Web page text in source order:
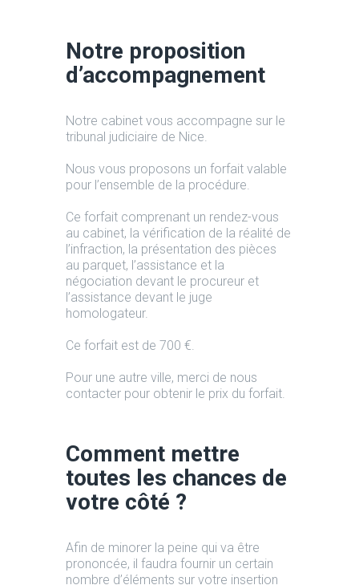
Notre proposition
d’accompagnement
Notre cabinet vous accompagne sur le
tribunal judiciaire de Nice.
Nous vous proposons un forfait valable
pour l’ensemble de la procédure.
Ce forfait comprenant un rendez-vous
au cabinet, la vérification de la réalité de
l’infraction, la présentation des pièces
au parquet, l’assistance et la
négociation devant le procureur et
l’assistance devant le juge
homologateur.
Ce forfait est de 700 €.
Pour une autre ville, merci de nous
contacter pour obtenir le prix du forfait.
Comment mettre
toutes les chances de
votre côté ?
Afin de minorer la peine qui va être
prononcée, il faudra fournir un certain
nombre d’éléments sur votre insertion